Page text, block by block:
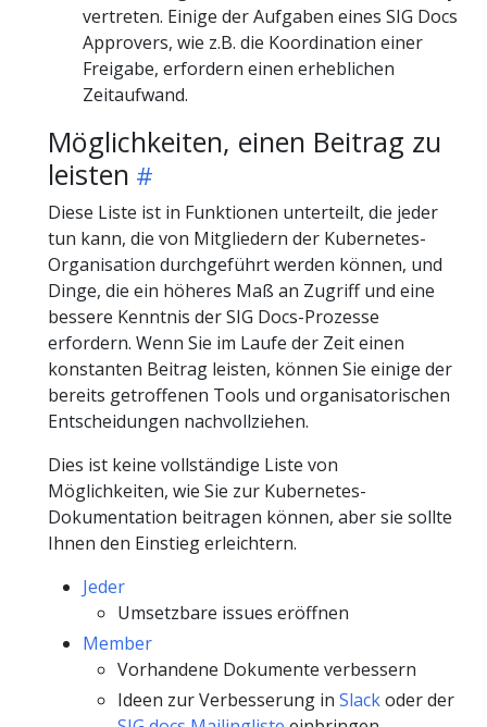
vertreten. Einige der Aufgaben eines SIG Docs
Approvers, wie z.B. die Koordination einer
Freigabe, erfordern einen erheblichen
Zeitaufwand.
Möglichkeiten, einen Beitrag zu
leisten
Diese Liste ist in Funktionen unterteilt, die jeder
tun kann, die von Mitgliedern der Kubernetes-
Organisation durchgeführt werden können, und
Dinge, die ein höheres Maß an Zugriff und eine
bessere Kenntnis der SIG Docs-Prozesse
erfordern. Wenn Sie im Laufe der Zeit einen
konstanten Beitrag leisten, können Sie einige der
bereits getroffenen Tools und organisatorischen
Entscheidungen nachvollziehen.
Dies ist keine vollständige Liste von
Möglichkeiten, wie Sie zur Kubernetes-
Dokumentation beitragen können, aber sie sollte
Ihnen den Einstieg erleichtern.
Jeder
Umsetzbare issues eröffnen
Member
Vorhandene Dokumente verbessern
Ideen zur Verbesserung in Slackoder der